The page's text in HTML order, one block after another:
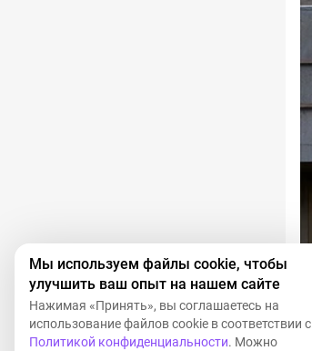
Мы используем файлы cookie, чтобы
улучшить ваш опыт на нашем сайте
Нажимая «Принять», вы соглашаетесь на
использование файлов cookie в соответствии с
Политикой конфиденциальности. Можно